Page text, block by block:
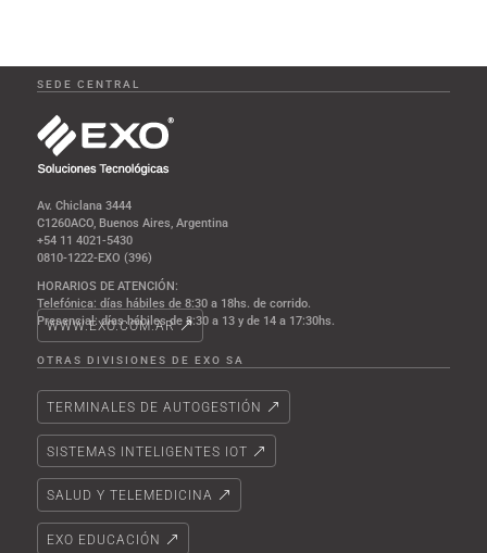
SEDE CENTRAL
Av. Chiclana 3444
C1260ACO, Buenos Aires, Argentina
+54 11 4021-5430
0810-1222-EXO (396)
HORARIOS DE ATENCIÓN:
Telefónica: días hábiles de 8:30 a 18hs. de corrido.
Presencial: días hábiles de 8:30 a 13 y de 14 a 17:30hs.
WWW.EXO.COM.AR
OTRAS DIVISIONES DE EXO SA
TERMINALES DE AUTOGESTIÓN
SISTEMAS INTELIGENTES IOT
SALUD Y TELEMEDICINA
EXO EDUCACIÓN